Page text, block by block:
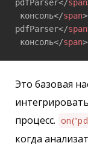
pdfParser</span
консоль</span>
pdfParser</span
консоль</span>
Это базовая
процесс.
когда